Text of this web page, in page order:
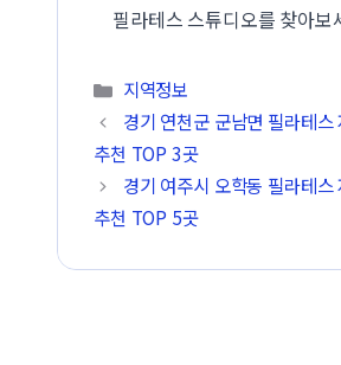
필라테스 스튜디오를 찾아보
카테고리
지역정보
경기 연천군 군남면 필라테스
추천 TOP 3곳
경기 여주시 오학동 필라테스
추천 TOP 5곳